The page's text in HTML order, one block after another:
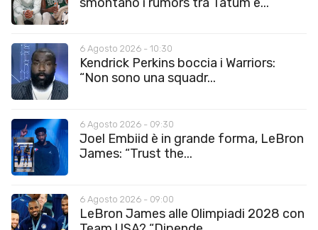
6 Agosto 2026 - 10:30
Kendrick Perkins boccia i Warriors:
“Non sono una squadr...
6 Agosto 2026 - 09:30
Joel Embiid è in grande forma, LeBron
James: “Trust the...
6 Agosto 2026 - 09:00
LeBron James alle Olimpiadi 2028 con